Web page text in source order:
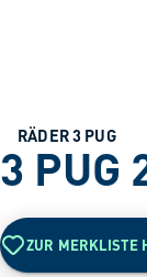
RÄDER 3 PUG
3 PUG
ZUR MERKLISTE